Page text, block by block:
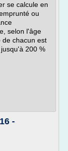
se calcule en
ou
selon l'âge
de chacun est
200 %
-